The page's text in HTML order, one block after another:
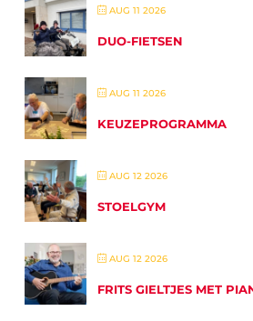
AUG 11 2026
DUO-FIETSEN
AUG 11 2026
KEUZEPROGRAMMA
AUG 12 2026
STOELGYM
AUG 12 2026
FRITS GIELTJES MET